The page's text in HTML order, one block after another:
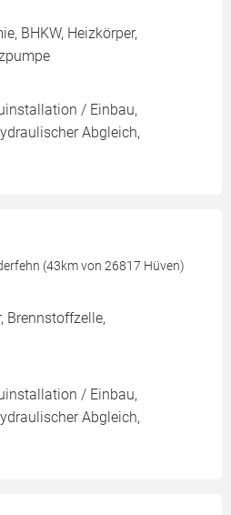
BHKW, Heizkörper,
/ Einbau,
Abgleich,
(43km von 26817 Hüven)
Brennstoffzelle,
/ Einbau,
Abgleich,